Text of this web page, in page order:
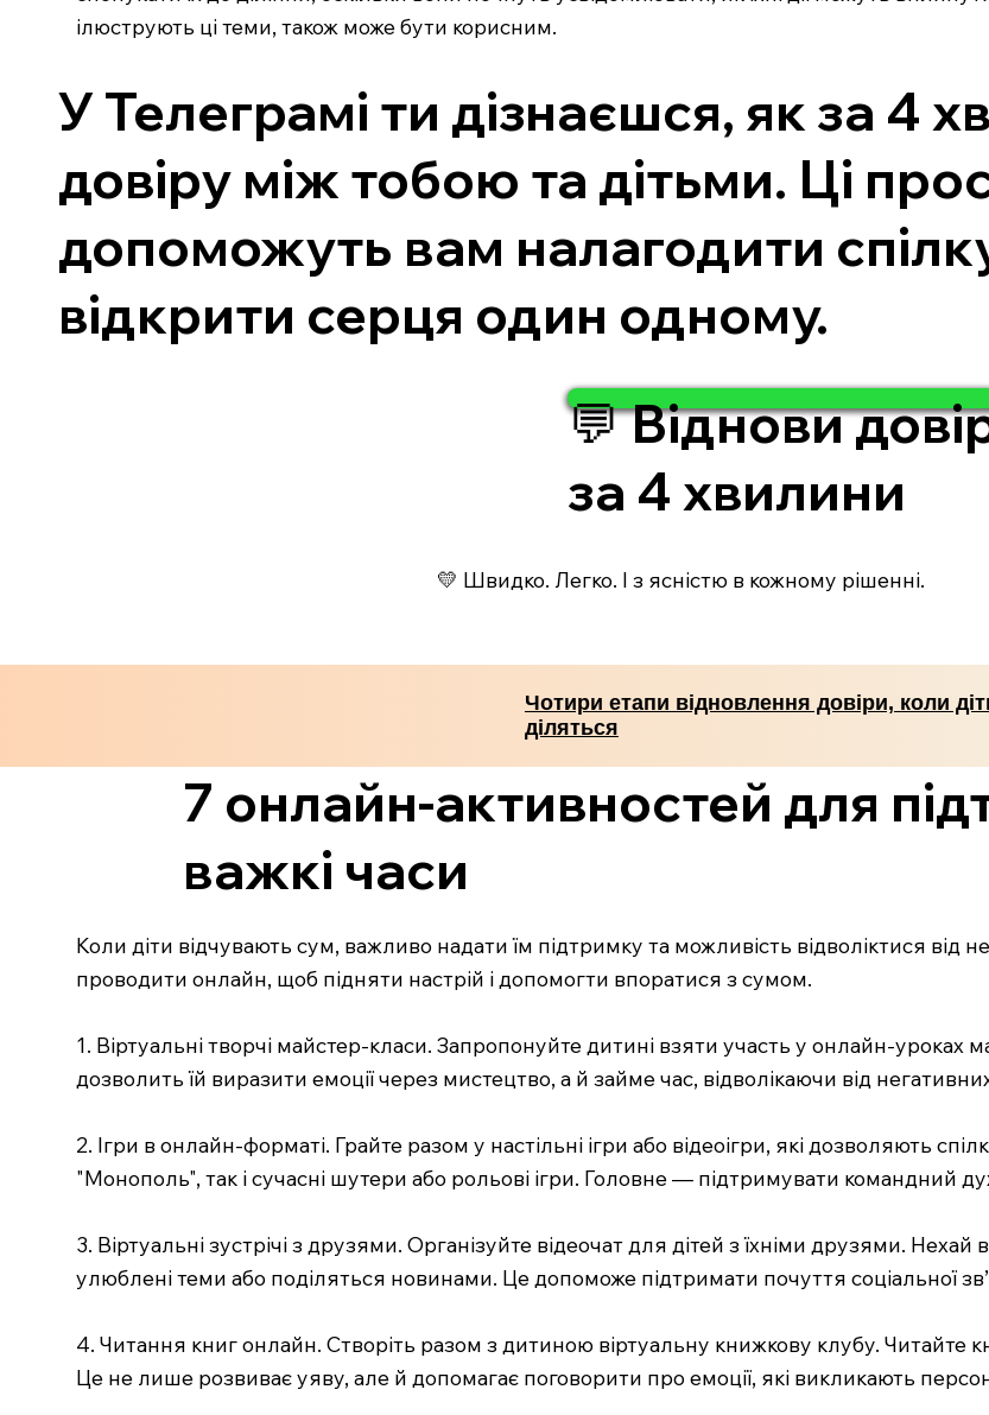
ілюструють ці теми, також може бути корисним.
У Телеграмі ти дізнаєшся, як за 4
довіру між тобою та дітьми. Ці
допоможуть вам налагодити
відкрити серця один одному.
💬 Віднови
за 4 хвилини
💛 Швидко. Легко. І з ясністю в кожному рішенні.
Чотири етапи відновлення довіри, коли
діляться
7 онлайн-активностей для
важкі часи
Коли діти відчувають сум, важливо надати їм підтримку та можливість відволіктися від
проводити онлайн, щоб підняти настрій і допомогти впоратися з сумом.
1. Віртуальні творчі майстер-класи. Запропонуйте дитині взяти участь у онлайн-
дозволить їй виразити емоції через мистецтво, а й займе час, відволікаючи від
2. Ігри в онлайн-форматі. Грайте разом у настільні ігри або відеоігри, які дозволяють
"Монополь", так і сучасні шутери або рольові ігри. Головне — підтримувати командний
3. Віртуальні зустрічі з друзями. Організуйте відеочат для дітей з їхніми друзями.
улюблені теми або поділяться новинами. Це допоможе підтримати почуття соціальної
4. Читання книг онлайн. Створіть разом з дитиною віртуальну книжкову клубу. Читайте
Це не лише розвиває уяву, але й допомагає поговорити про емоції, які викликають